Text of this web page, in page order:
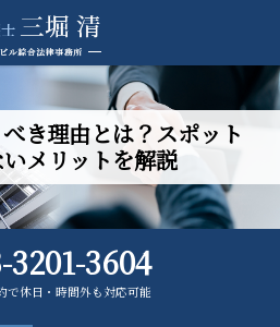
き理由とは？スポット
メリットを解説
3201-3604
で休日・時間外も対応可能